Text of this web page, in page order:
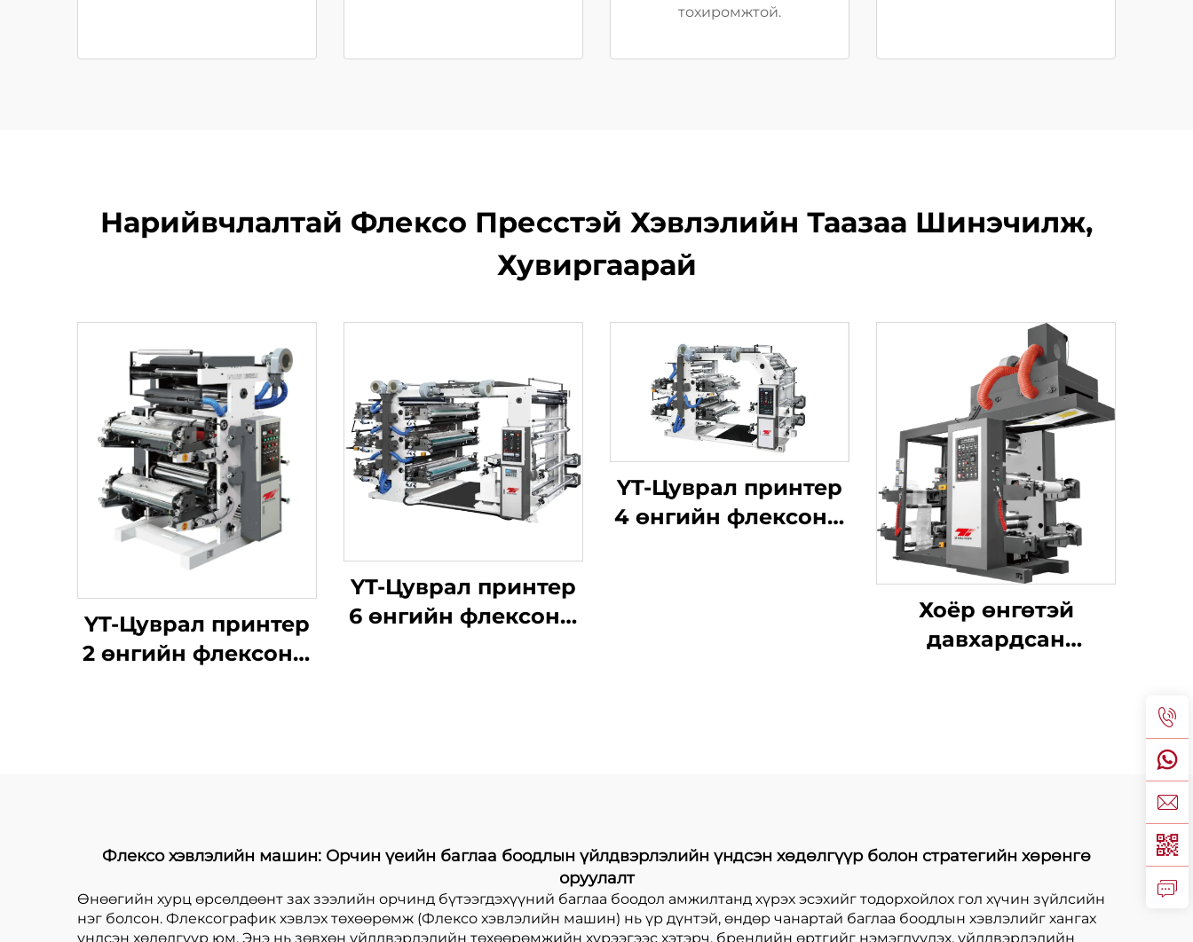
тохиромжтой.
Нарийвчлалтай Флексо Пресстэй Хэвлэлийн Таазаа Шинэчилж,
Хувиргаарай
YT-Цуврал принтер
2 өнгийн флексоны
YT-Цуврал принтер
6 өнгийн флексоны
YT-Цуврал принтер
4 өнгийн флексоны
Хоёр өнгөтэй
давхардсан
Флексо хэвлэлийн машин: Орчин үеийн баглаа боодлын үйлдвэрлэлийн үндсэн хөдөлгүүр болон стратегийн хөрөнгө
оруулалт
Өнөөгийн хурц өрсөлдөөнт зах зээлийн орчинд бүтээгдэхүүний баглаа боодол амжилтанд хүрэх эсэхийг тодорхойлох гол хүчин зүйлсийн
нэг болсон. Флексографик хэвлэх төхөөрөмж (Флексо хэвлэлийн машин) нь үр дүнтэй, өндөр чанартай баглаа боодлын хэвлэлийг хангах
үндсэн хөдөлгүүр юм. Энэ нь зөвхөн үйлдвэрлэлийн төхөөрөмжийн хүрээгээс хэтэрч, брендийн өртгийг нэмэгдүүлэх, үйлдвэрлэлийн